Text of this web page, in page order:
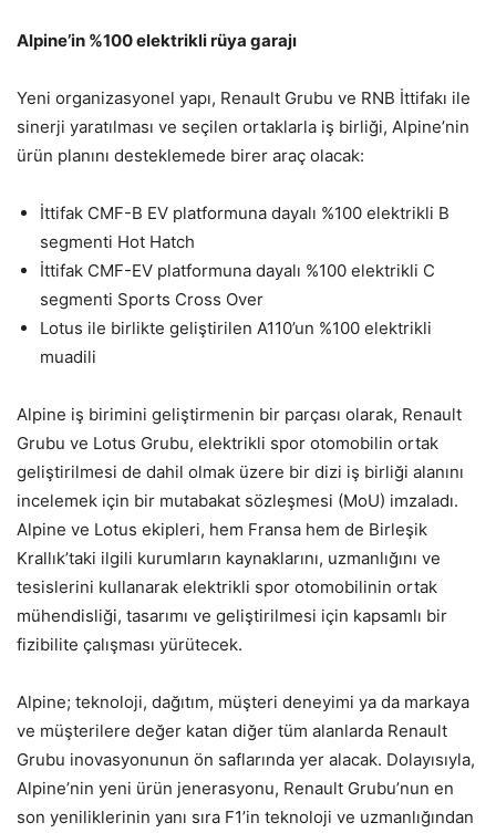
Alpine’in %100 elektrikli rüya garajı
Yeni organizasyonel yapı, Renault Grubu ve RNB İttifakı ile
sinerji yaratılması ve seçilen ortaklarla iş birliği, Alpine’nin
ürün planını desteklemede birer araç olacak:
İttifak CMF-B EV platformuna dayalı %100 elektrikli B
segmenti Hot Hatch
İttifak CMF-EV platformuna dayalı %100 elektrikli C
segmenti Sports Cross Over
Lotus ile birlikte geliştirilen A110’un %100 elektrikli
muadili
Alpine iş birimini geliştirmenin bir parçası olarak, Renault
Grubu ve Lotus Grubu, elektrikli spor otomobilin ortak
geliştirilmesi de dahil olmak üzere bir dizi iş birliği alanını
incelemek için bir mutabakat sözleşmesi (MoU) imzaladı.
Alpine ve Lotus ekipleri, hem Fransa hem de Birleşik
Krallık’taki ilgili kurumların kaynaklarını, uzmanlığını ve
tesislerini kullanarak elektrikli spor otomobilinin ortak
mühendisliği, tasarımı ve geliştirilmesi için kapsamlı bir
fizibilite çalışması yürütecek.
Alpine; teknoloji, dağıtım, müşteri deneyimi ya da markaya
ve müşterilere değer katan diğer tüm alanlarda Renault
Grubu inovasyonunun ön saflarında yer alacak. Dolayısıyla,
Alpine’nin yeni ürün jenerasyonu, Renault Grubu’nun en
son yeniliklerinin yanı sıra F1’in teknoloji ve uzmanlığından